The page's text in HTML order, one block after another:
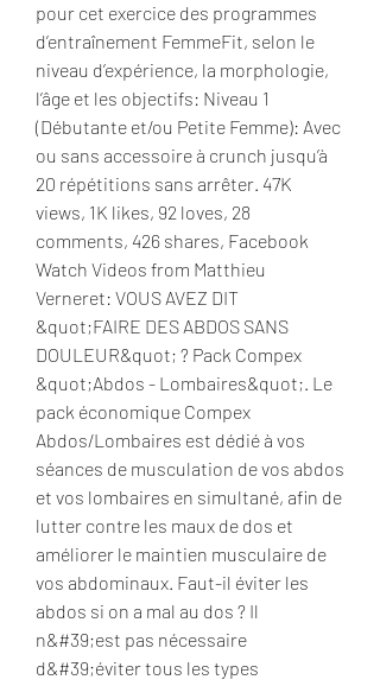
pour cet exercice des programmes
d’entraînement FemmeFit, selon le
niveau d’expérience, la morphologie,
l’âge et les objectifs: Niveau 1
(Débutante et/ou Petite Femme): Avec
ou sans accessoire à crunch jusqu’à
20 répétitions sans arrêter. 47K
views, 1K likes, 92 loves, 28
comments, 426 shares, Facebook
Watch Videos from Matthieu
Verneret: VOUS AVEZ DIT
&quot;FAIRE DES ABDOS SANS
DOULEUR&quot; ? Pack Compex
&quot;Abdos - Lombaires&quot;. Le
pack économique Compex
Abdos/Lombaires est dédié à vos
séances de musculation de vos abdos
et vos lombaires en simultané, afin de
lutter contre les maux de dos et
améliorer le maintien musculaire de
vos abdominaux. Faut-il éviter les
abdos si on a mal au dos ? Il
n&#39;est pas nécessaire
d&#39;éviter tous les types